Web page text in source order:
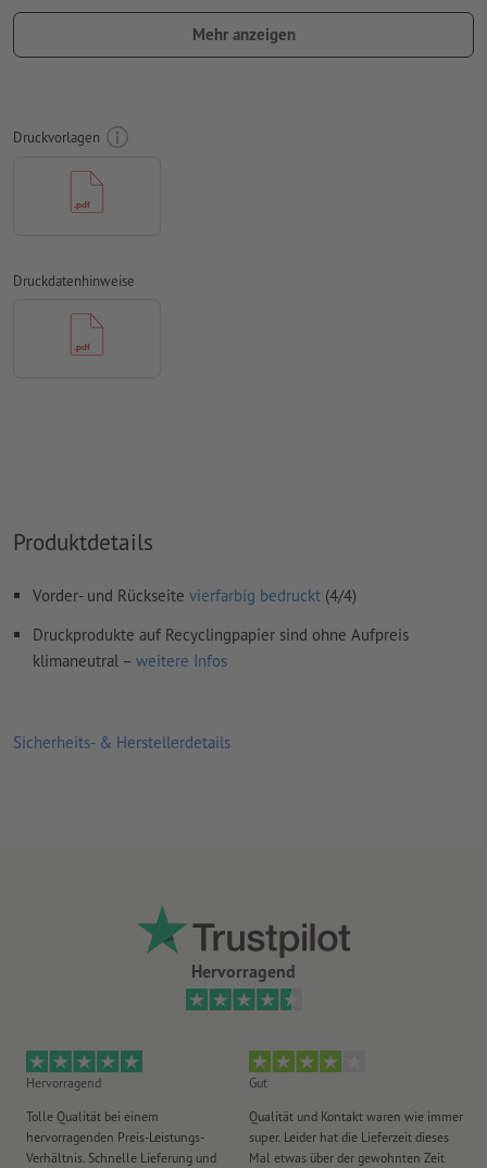
Kopf steht, sollte in den Druckdaten dieLeserichtung
berücksichtigt werden
umlaufend 2 mm
mit mind. 4 mm Abstand zum Endformat
Schriftenmüssen vollständig eingebettet oder in Kurven
konvertiert werden
Papiere, FOGRA52 (PSO Uncoated v3 FOGRA52) für
Rechtschreib- und Satzfehler
Mehr anzeigen
Druckvorlagen
Druckdatenhinweise
Produktdetails
Vorder- und Rückseite vierfarbig bedruckt (4/4)
Druckprodukte auf Recyclingpapier sind ohne Aufpreis
klimaneutral – weitere Infos
Sicherheits- & Herstellerdetails
Hervorragend
Hervorragend
Tolle Qualität bei einem
hervorragenden Preis-Leistungs-
Verhältnis. Schnelle Lieferung und
Gut
Qualität und Kontakt waren wie immer
super. Leider hat die Lieferzeit dieses
Mal etwas über der gewohnten Zeit